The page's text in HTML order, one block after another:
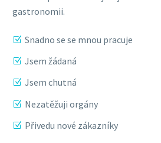
gastronomii.
Snadno se se mnou pracuje
Jsem žádaná
Jsem chutná
Nezatěžuji orgány
Přivedu nové zákazníky